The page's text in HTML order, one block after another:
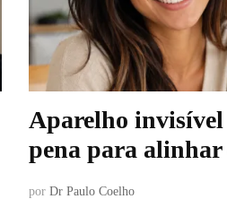
Aparelho invisível
pena para alinhar
por Dr Paulo Coelho